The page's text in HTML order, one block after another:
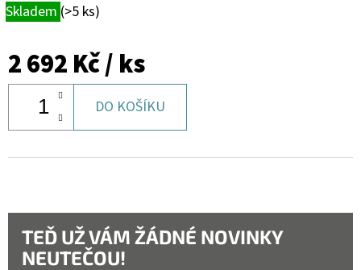
Skladem (>5 ks)
2 692 Kč/ ks
DO KOŠÍKU
TEĎ UŽ VÁM ŽÁDNÉ NOVINKY
NEUTEČOU!